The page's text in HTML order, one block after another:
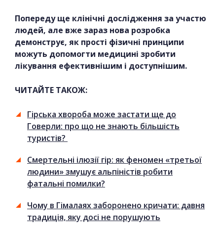
Попереду ще клінічні дослідження за участю
людей, але вже зараз нова розробка
демонструє, як прості фізичні принципи
можуть допомогти медицині зробити
лікування ефективнішим і доступнішим.
ЧИТАЙТЕ ТАКОЖ:
Гірська хвороба може застати ще до
Говерли: про що не знають більшість
туристів?
Смертельні ілюзії гір: як феномен «третьої
людини» змушує альпіністів робити
фатальні помилки?
Чому в Гімалаях заборонено кричати: давня
традиція, яку досі не порушують